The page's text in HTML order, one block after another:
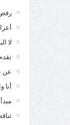
رفض
لا
عن
أنا